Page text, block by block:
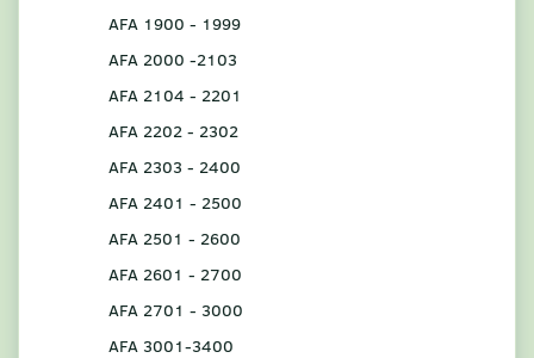
AFA 1900 - 1999
AFA 2000 -2103
AFA 2104 - 2201
AFA 2202 - 2302
AFA 2303 - 2400
AFA 2401 - 2500
AFA 2501 - 2600
AFA 2601 - 2700
AFA 2701 - 3000
AFA 3001-3400